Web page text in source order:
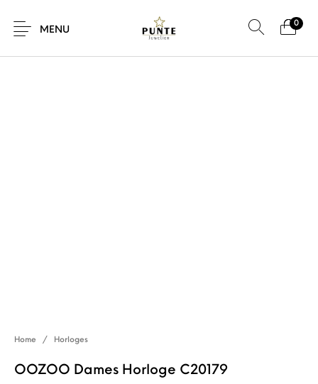
MENU
0
SALE!
Home / Horloges
OOZOO Dames Horloge C20179